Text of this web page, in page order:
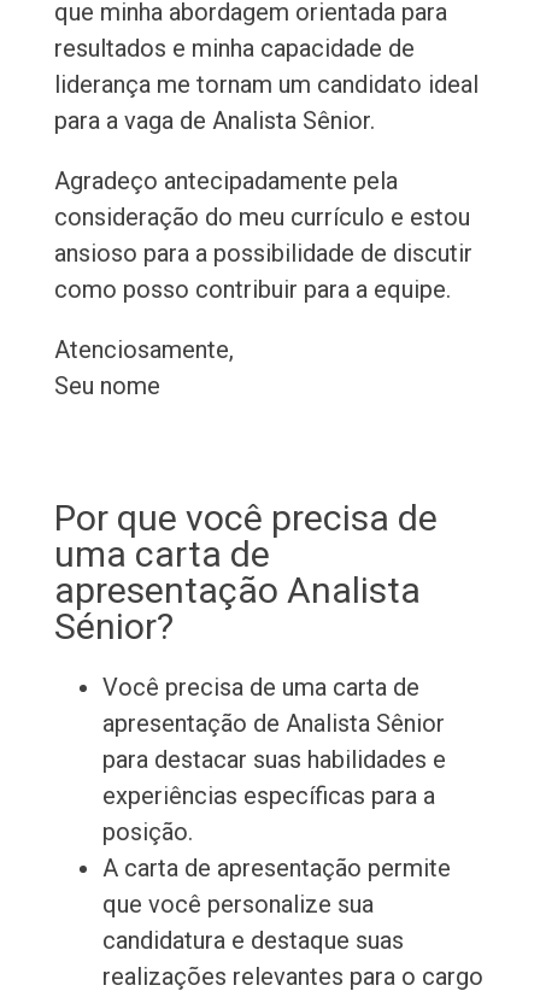
que minha abordagem orientada para
resultados e minha capacidade de
liderança me tornam um candidato ideal
para a vaga de Analista Sênior.
Agradeço antecipadamente pela
consideração do meu currículo e estou
ansioso para a possibilidade de discutir
como posso contribuir para a equipe.
Atenciosamente,
Seu nome
Por que você precisa de
uma carta de
apresentação Analista
Sénior?
Você precisa de uma carta de
apresentação de Analista Sênior
para destacar suas habilidades e
experiências específicas para a
posição.
A carta de apresentação permite
que você personalize sua
candidatura e destaque suas
realizações relevantes para o cargo